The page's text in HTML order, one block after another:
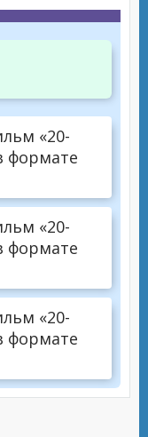
«20-
формате
«20-
формате
«20-
формате